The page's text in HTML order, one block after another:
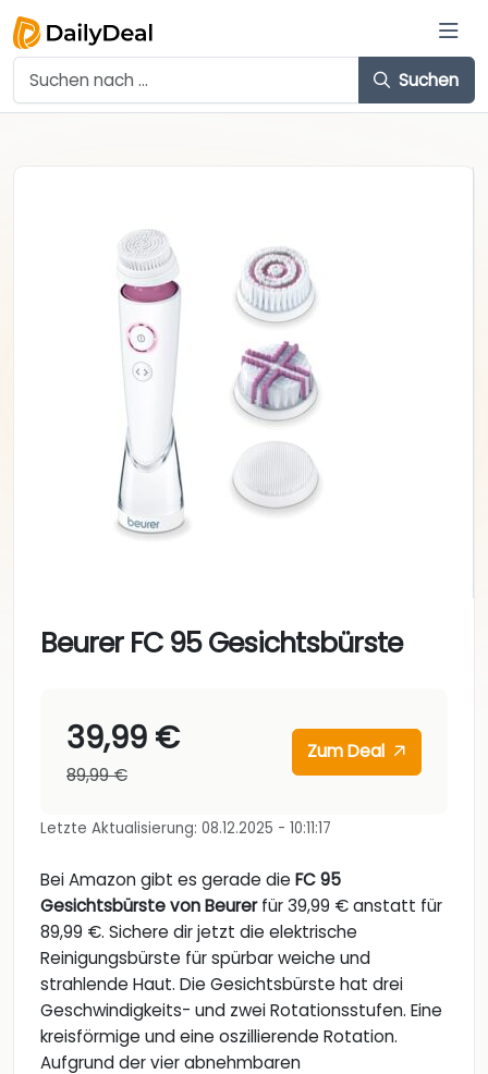
Suchen
Beurer FC 95 Gesichtsbürste
39,99 €
89,99 €
Zum Deal
Letzte Aktualisierung: 08.12.2025 - 10:11:17
Bei Amazon gibt es gerade die FC 95
Gesichtsbürste von Beurerfür 39,99 € anstatt für
89,99 €. Sichere dir jetzt die elektrische
Reinigungsbürste für spürbar weiche und
strahlende Haut. Die Gesichtsbürste hat drei
Geschwindigkeits- und zwei Rotationsstufen. Eine
kreisförmige und eine oszillierende Rotation.
Aufgrund der vier abnehmbaren